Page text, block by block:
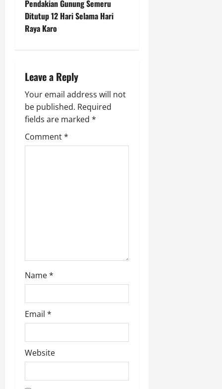
t
v
i
g
a
Pendakian Gunung Semeru
Ditutup 12 Hari Selama Hari
Raya Karo
Leave a Reply
Your email address will not
be published. Required
fields are marked *
Comment*
Name*
Email *
Website